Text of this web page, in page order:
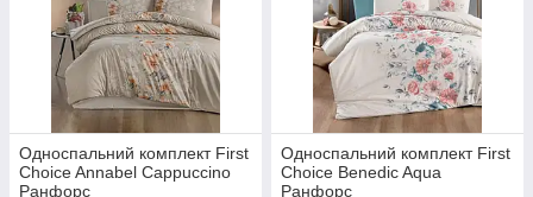
Односпальний комплект First
Choice Annabel Cappuccino
Ранфорс
Односпальний комплект First
Choice Benedic Aqua
Ранфорс